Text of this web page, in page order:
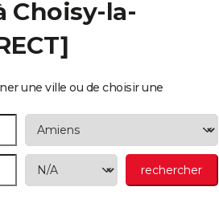
Choisy-la-
une ville ou de choisir une